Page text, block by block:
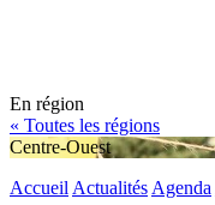
En région
« Toutes les régions
Centre-Ouest
Accueil Actualités Agenda